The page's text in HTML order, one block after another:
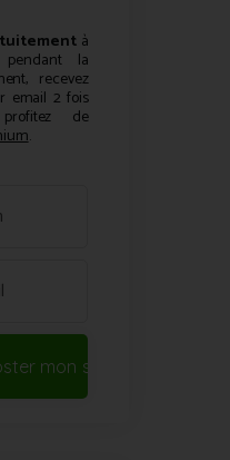
à
pendant la
recevez
email 2 fois
de
.
mon site !